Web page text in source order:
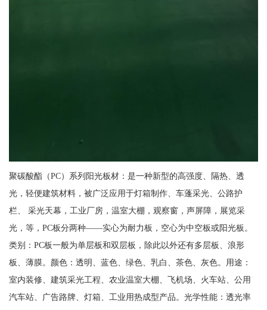
聚碳酸酯（PC）系列阳光板材：是一种新型的高强度、隔热、透
光，轻便建筑材料，被广泛应用于灯箱制作、车蓬采光、公路护
栏、 采光天幕，工业厂房，温室大棚，观察窗，声屏障，展览采
光，等，PC板分两种——实心为耐力板，空心为中空板或阳光板。
类别：PC板一般为单层板和双层板，除此以外还有多层板、浪形
板、薄膜。颜色：透明、蓝色、绿色、乳白、茶色、灰色。用途：
室内装修、建筑采光工程、农业温室大棚、飞机场、火车站、公用
汽车站、广告路牌、灯箱、工业用热成型产品。光学性能：透光率